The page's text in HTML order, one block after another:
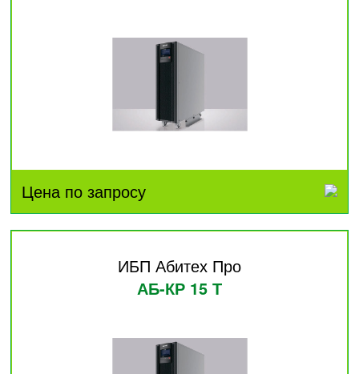
Цена по запросу
ИБП Абитех Про
АБ-КР 15 Т